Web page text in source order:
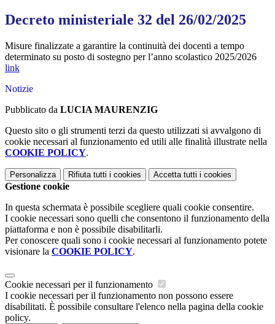
Decreto ministeriale 32 del 26/02/2025
Misure finalizzate a garantire la continuità dei docenti a tempo
determinato su posto di sostegno per l’anno scolastico 2025/2026
link
Notizie
Pubblicato da LUCIA MAURENZIG
Questo sito o gli strumenti terzi da questo utilizzati si avvalgono di
cookie necessari al funzionamento ed utili alle finalità illustrate nella
COOKIE POLICY.
Personalizza Rifiuta tutti i cookies Accetta tutti i cookies
Gestione cookie
In questa schermata è possibile scegliere quali cookie consentire.
I cookie necessari sono quelli che consentono il funzionamento della
piattaforma e non è possibile disabilitarli.
Per conoscere quali sono i cookie necessari al funzionamento potete
visionare la COOKIE POLICY.
Cookie necessari per il funzionamento
I cookie necessari per il funzionamento non possono essere
disabilitati. È possibile consultare l'elenco nella pagina della cookie
policy.